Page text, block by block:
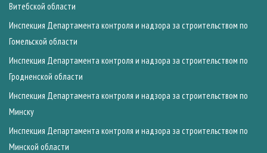
Витебской области
Инспекция Департамента контроля и надзора за строительством по
Гомельской области
Инспекция Департамента контроля и надзора за строительством по
Гродненской области
Инспекция Департамента контроля и надзора за строительством по
Минску
Инспекция Департамента контроля и надзора за строительством по
Минской области